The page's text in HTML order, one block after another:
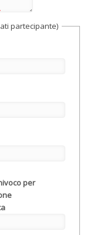
partecipante)
per